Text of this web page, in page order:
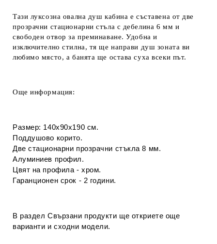
Тази луксозна овална душ кабина е съставена от две
прозрачни стационарни стъла с дебелина 6 мм и
свободен отвор за преминаване.Удобна и
изключително стилна, тя ще направи душ зоната ви
любимо място, а банята ще остава суха всеки път.
Още информация:
Размер: 140х90х190 см.
Поддушово корито.
Две стационарни прозрачни стъкла 8 мм.
Алуминиев профил.
Цвят на профила - хром.
Гаранционен срок - 2 години.
В разделСвързани продукти ще откриете още
варианти и сходни модели.